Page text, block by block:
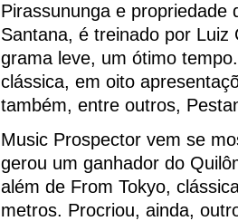
Pirassununga e propriedade
Santana, é treinado por Luiz
grama leve, um ótimo
clássica, em oito
também, entre outros,
Music Prospector vem se
gerou um ganhador do
além de From Tokyo,
metros. Procriou, ainda,